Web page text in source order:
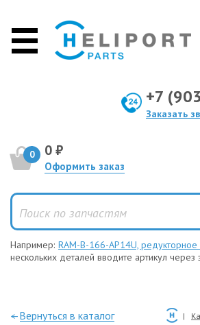
+7
Заказать
0 0 ₽
Оформить заказ
Например: RAM-B-166-AP14U, редукторное
нескольких деталей вводите артикул через
—Вернуться в каталог